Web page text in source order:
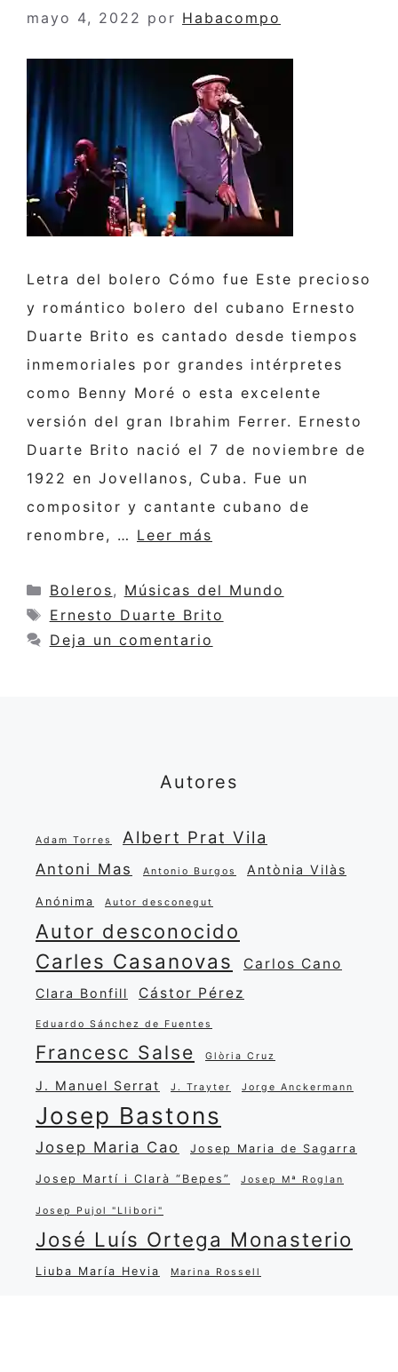
mayo 4, 2022 por Habacompo
Letra del bolero Cómo fue Este precioso
y romántico bolero del cubano Ernesto
Duarte Brito es cantado desde tiempos
inmemoriales por grandes intérpretes
como Benny Moré o esta excelente
versión del gran Ibrahim Ferrer. Ernesto
Duarte Brito nació el 7 de noviembre de
1922 en Jovellanos, Cuba. Fue un
compositor y cantante cubano de
renombre, … Leer más
Categorías
Boleros, Músicas del Mundo
Etiquetas
Ernesto Duarte Brito
Deja un comentario
Autores
Adam Torres Albert Prat Vila
Antoni Mas Antonio Burgos Antònia Vilàs
Anónima Autor desconegut
Autor desconocido
Carles Casanovas Carlos Cano
Clara Bonfill Cástor Pérez
Eduardo Sánchez de Fuentes
Francesc Salse Glòria Cruz
J. Manuel Serrat J. Trayter Jorge Anckermann
Josep Bastons
Josep Maria Cao Josep Maria de Sagarra
Josep Martí i Clarà “Bepes” Josep Mª Roglan
Josep Pujol "Llibori"
José Luís Ortega Monasterio
Liuba María Hevia Marina Rossell